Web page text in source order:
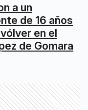
a un
de 16 años
en el
de Gomara